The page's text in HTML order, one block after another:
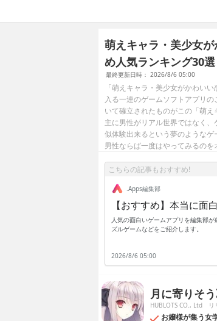
萌えキャラ・美少女
め人気ランキング30選
最終更新日時： 2026/8/6 05:00
「萌えキャラ・美少女がかわい
入る一連のゲームソフトアプリ
いて確立されたものがこの「萌
主に男性がリアル世界ではなく
似体験出来るという夢のようなゲ
男性ならば一度はやってみるのを
こちらの記事もおすすめ!
.Apps編集部
【おすすめ】本当に面
人気の面白いゲームアプリを編集部
ズルゲームなどをご紹介します。
2026/8/6 05:00
月に寄りそ
HUBLOTS CO., Ltd
お嬢様が集う女